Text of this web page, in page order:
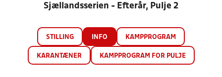
Sjællandsserien - Efterår, Pulje 2
STILLING INFO KAMPPROGRAM
KARANTÆNER KAMPPROGRAM FOR PULJE